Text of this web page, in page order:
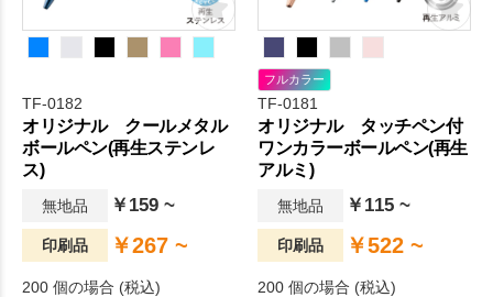
TF-0182
オリジナル クールメタル
ボールペン(再生ステンレ
ス)
無地品 ￥159 ~
印刷品 ￥267 ~
200 個の場合 (税込)
フルカラー
TF-0181
オリジナル タッチペン付
ワンカラーボールペン(再生
アルミ)
無地品 ￥115 ~
印刷品 ￥522 ~
200 個の場合 (税込)